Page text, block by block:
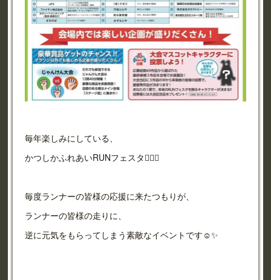
毎年楽しみにしている、
かつしかふれあいRUNフェスタ🏃‍♂️✨
毎度ランナーの皆様の応援に来たつもりが、
ランナーの皆様の走りに、
逆に元気をもらってしまう素敵なイベントです☺️✨